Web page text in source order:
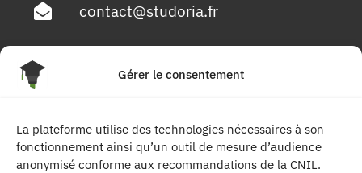
Gérer le consentement
La plateforme utilise des technologies nécessaires à son
fonctionnement ainsi qu’un outil de mesure d’audience
anonymisé conforme aux recommandations de la CNIL.
contact@studoria.fr
4 Rue Georges Pompidou
Suivez-nous